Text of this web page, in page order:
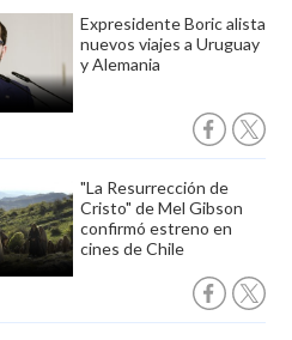
Expresidente Boric alista
nuevos viajes a Uruguay
y Alemania
"La Resurrección de
Cristo" de Mel Gibson
confirmó estreno en
cines de Chile